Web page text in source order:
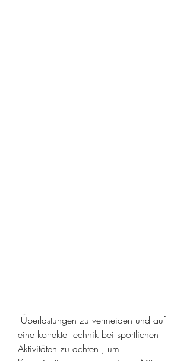
eine korrekte Technik bei sportlichen
Aktivitäten zu achten., um